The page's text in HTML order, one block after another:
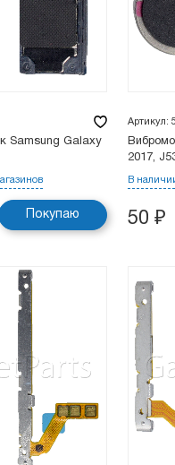
Samsung Galaxy
Покупаю
Артикул:
2017,
В
50 ₽